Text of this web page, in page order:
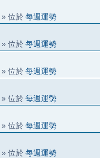
» 位於 每週運勢
» 位於 每週運勢
» 位於 每週運勢
» 位於 每週運勢
» 位於 每週運勢
» 位於 每週運勢